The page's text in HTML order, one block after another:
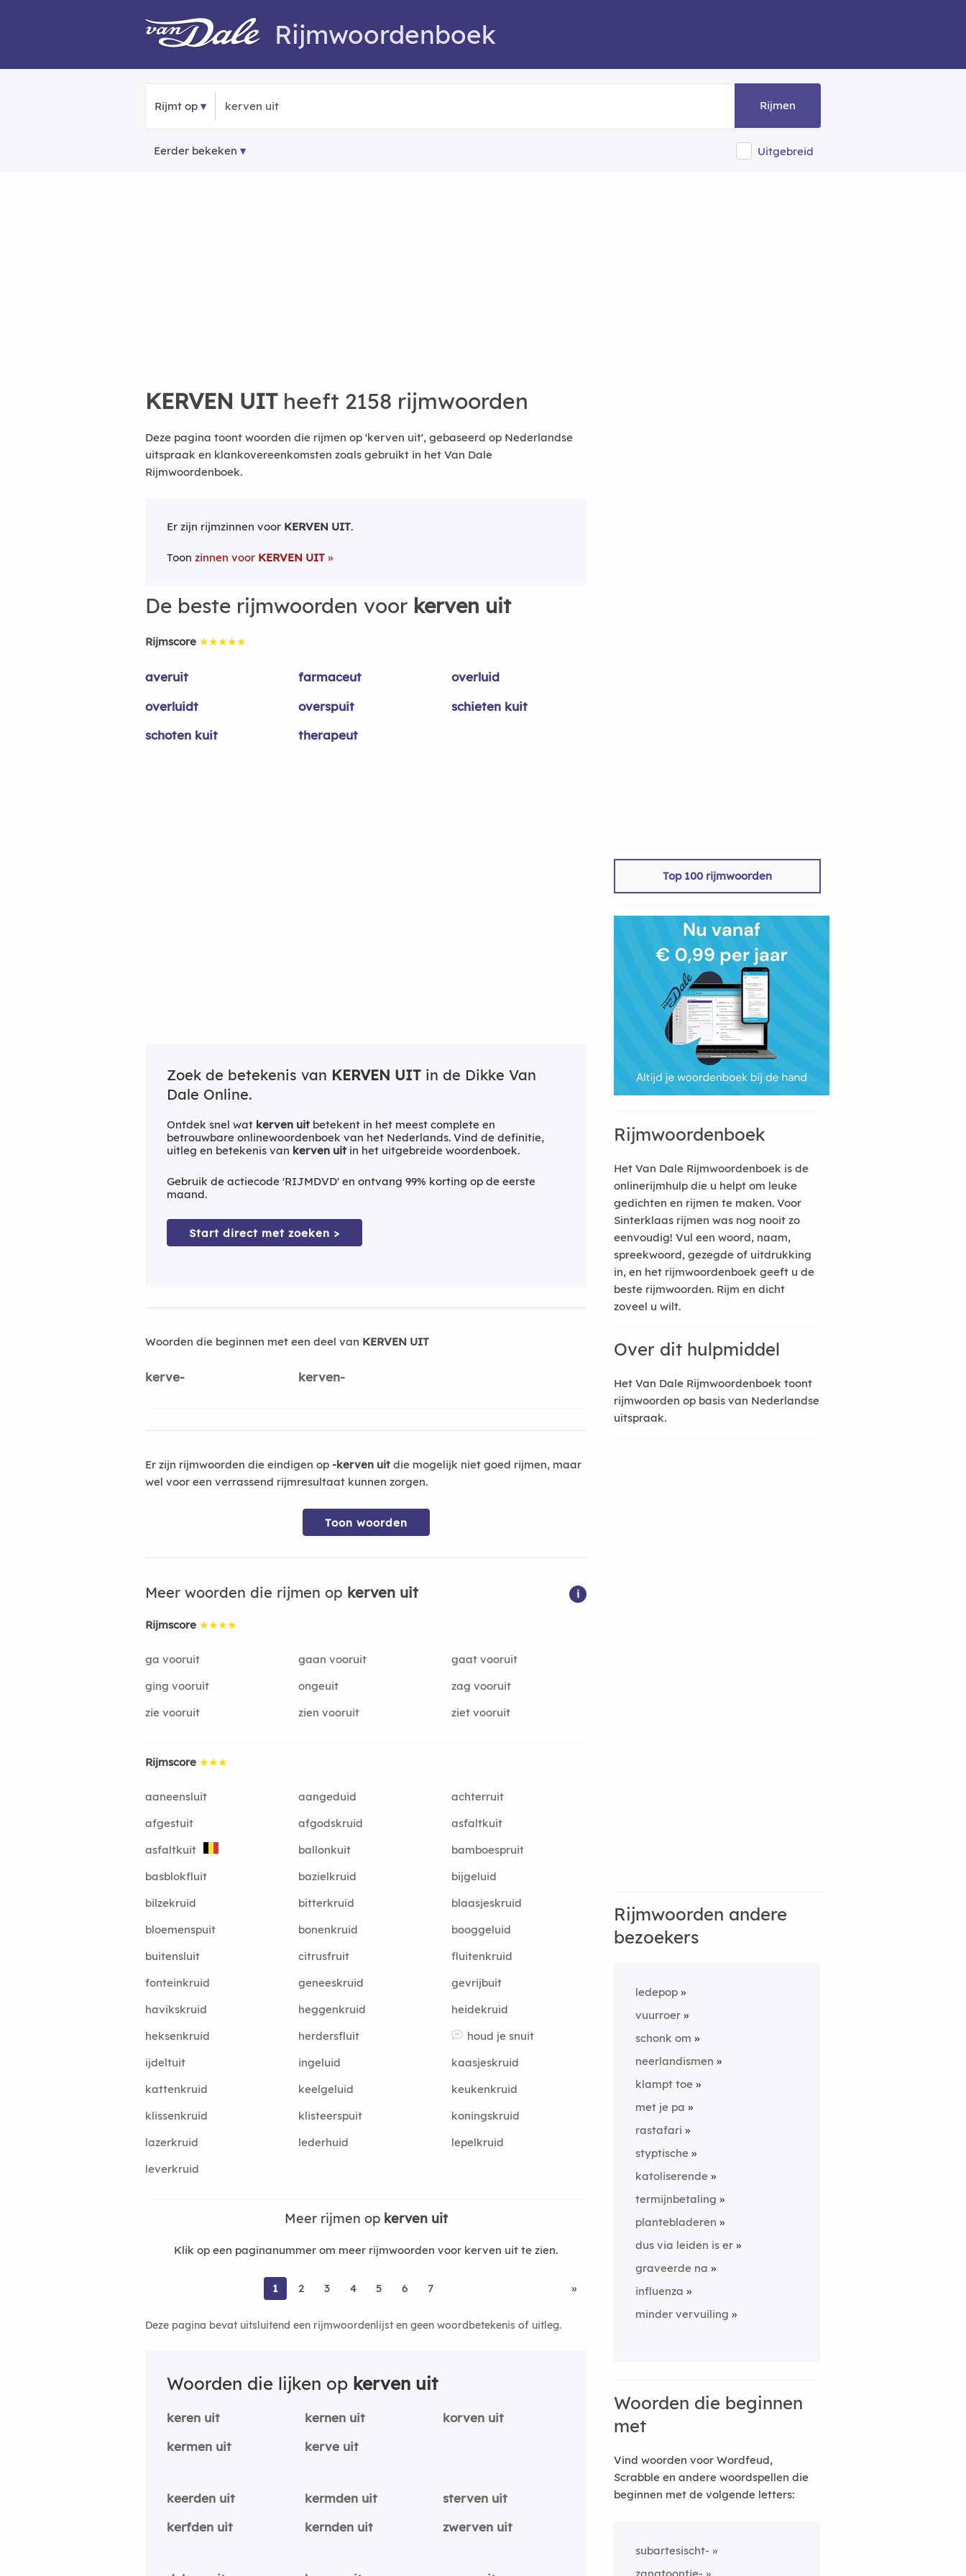
Rijmwoordenboek
Rijmt op Rijmen
Eerder bekeken Uitgebreid
KERVEN UITheeft 2158 rijmwoorden
Deze pagina toont woorden die rijmen op 'kerven uit', gebaseerd op Nederlandse
uitspraak en klankovereenkomsten zoals gebruikt in het Van Dale
Rijmwoordenboek.
Er zijn rijmzinnen voor KERVEN UIT.
Toon zinnen voor KERVEN UIT
De beste rijmwoorden voor kerven uit
Rijmscore ★★★★★
averuit farmaceut
overluid
overluidt
overspuit
schieten kuit
schoten kuit
therapeut
Zoek de betekenis van KERVEN UIT in de Dikke Van
Dale Online.
Ontdek snel wat kerven uit betekent in het meest complete en
betrouwbare onlinewoordenboek van het Nederlands. Vind de definitie,
uitleg en betekenis van kerven uit in het uitgebreide woordenboek.
Gebruik de actiecode 'RIJMDVD' en ontvang 99% korting op de eerste
maand.
Start direct met zoeken >
Woorden die beginnen met een deel van KERVEN UIT
kerve- kerven-
Er zijn rijmwoorden die eindigen op -kerven uit die mogelijk niet goed rijmen, maar
wel voor een verrassend rijmresultaat kunnen zorgen.
Toon woorden
Meer woorden die rijmen op kerven uit i
Rijmscore ★★★★
ga vooruit gaan vooruit
gaat vooruit
ging vooruit
ongeuit
zag vooruit
zie vooruit
zien vooruit ziet vooruit
Rijmscore ★★★
aaneensluit aangeduid
achterruit
afgestuit
afgodskruid
asfaltkuit
asfaltkuit
ballonkuit
bamboespruit
basblokfluit
bazielkruid
bijgeluid
bilzekruid
bitterkruid
blaasjeskruid
bloemenspuit
bonenkruid
booggeluid
buitensluit
citrusfruit
fluitenkruid
fonteinkruid
geneeskruid
gevrijbuit
havikskruid
heggenkruid
heidekruid
heksenkruid
herdersfluit
houd je snuit
ijdeltuit
ingeluid
kaasjeskruid
kattenkruid
keelgeluid
keukenkruid
klissenkruid
klisteerspuit
koningskruid
lazerkruid
lederhuid
lepelkruid
leverkruid
Meer rijmen op kerven uit
Klik op een paginanummer om meer rijmwoorden voor kerven uit te zien.
1 2 3 4 5 6 7 »
Deze pagina bevat uitsluitend een rijmwoordenlijst en geen woordbetekenis of uitleg.
Woorden die lijken op kerven uit
keren uit kernen uit
korven uit
kermen uit
kerve uit
keerden uit kermden uit
sterven uit
kerfden uit
kernden uit zwerven uit
Top 100 rijmwoorden
Rijmwoordenboek
Het Van Dale Rijmwoordenboek is de
onlinerijmhulp die u helpt om leuke
gedichten en rijmen te maken. Voor
Sinterklaas rijmen was nog nooit zo
eenvoudig! Vul een woord, naam,
spreekwoord, gezegde of uitdrukking
in, en het rijmwoordenboek geeft u de
beste rijmwoorden. Rijm en dicht
zoveel u wilt.
Over dit hulpmiddel
Het Van Dale Rijmwoordenboek toont
rijmwoorden op basis van Nederlandse
uitspraak.
Rijmwoorden andere
bezoekers
ledepop
vuurroer
schonk om
neerlandismen
klampt toe
met je pa
rastafari
styptische
katoliserende
termijnbetaling
plantebladeren
dus via leiden is er
graveerde na
influenza
minder vervuiling
Woorden die beginnen
met
Vind woorden voor Wordfeud,
Scrabble en andere woordspellen die
beginnen met de volgende letters:
subartesischt-